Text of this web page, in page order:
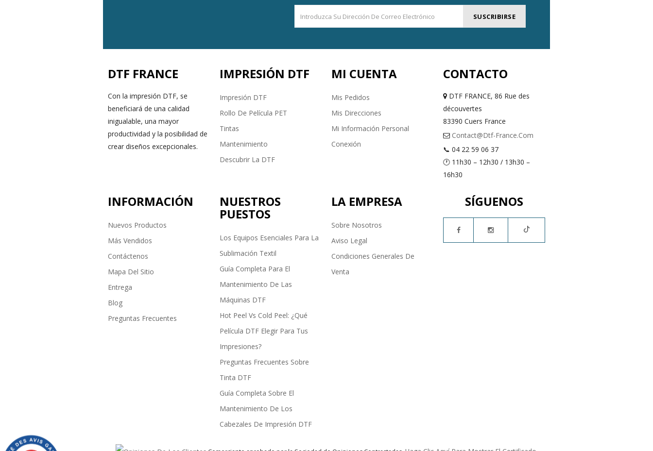
SUSCRIBIRSE
DTF FRANCE
Con la impresión DTF, se
beneficiará de una calidad
inigualable, una mayor
productividad y la posibilidad de
crear diseños excepcionales.
IMPRESIÓN DTF
Impresión DTF
Rollo De Película PET
Tintas
Mantenimiento
Descubrir La DTF
MI CUENTA
Mis Pedidos
Mis Direcciones
Mi Información Personal
Conexión
CONTACTO
DTF FRANCE, 86 Rue des
découvertes
83390 Cuers France
Contact@dtf-France.com
📞 04 22 59 06 37
🕐 11h30 – 12h30 / 13h30 –
16h30
INFORMACIÓN
Nuevos Productos
Más Vendidos
Contáctenos
Mapa Del Sitio
Entrega
Blog
Preguntas Frecuentes
NUESTROS
PUESTOS
Los Equipos Esenciales Para La
Sublimación Textil
Guía Completa Para El
Mantenimiento De Las
Máquinas DTF
Hot Peel Vs Cold Peel: ¿Qué
Película DTF Elegir Para Tus
Impresiones?
Preguntas Frecuentes Sobre
Tinta DTF
Guía Completa Sobre El
Mantenimiento De Los
Cabezales De Impresión DTF
LA EMPRESA
Sobre Nosotros
Aviso Legal
Condiciones Generales De
Venta
SÍGUENOS